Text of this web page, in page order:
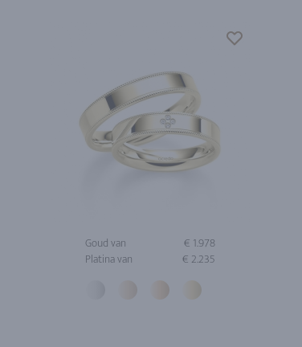
Goud van
€ 1.978
Platina van
€ 2.235